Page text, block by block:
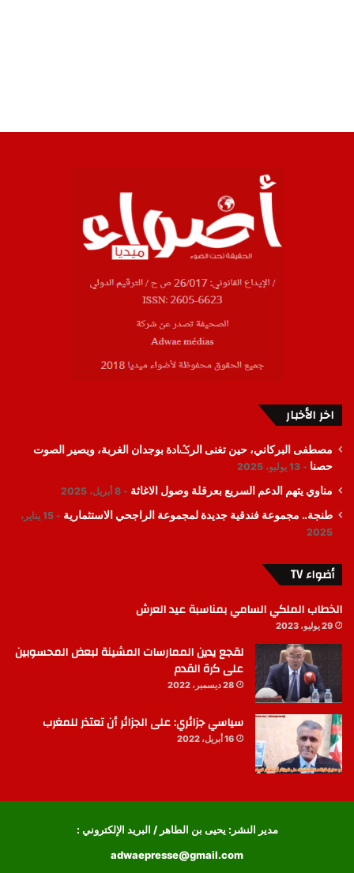
اخر الأخبار
مصطفى البركاني، حين تغنى الرݣادة بوجدان الغربة، ويصير الصوت
حصنا
13 يوليو، 2025
مناوي يتهم الدعم السريع بعرقلة وصول الاغاثة 8 أبريل، 2025
طنجة.. مجموعة فندقية جديدة لمجموعة الراجحي الاستثمارية
15 يناير،
2025
أضواء TV
الخطاب الملكي السامي بمناسبة عيد العرش
29 يوليو، 2023
لقجع يدين الممارسات المشينة لبعض المحسوبين
على كرة القدم
28 ديسمبر، 2022
سياسي جزائري: على الجزائر أن تعتذر للمغرب
16 أبريل، 2022
مدير النشر: يحيى بن الطاهر / البريد الإلكتروني :
adwaepresse@gmail.com